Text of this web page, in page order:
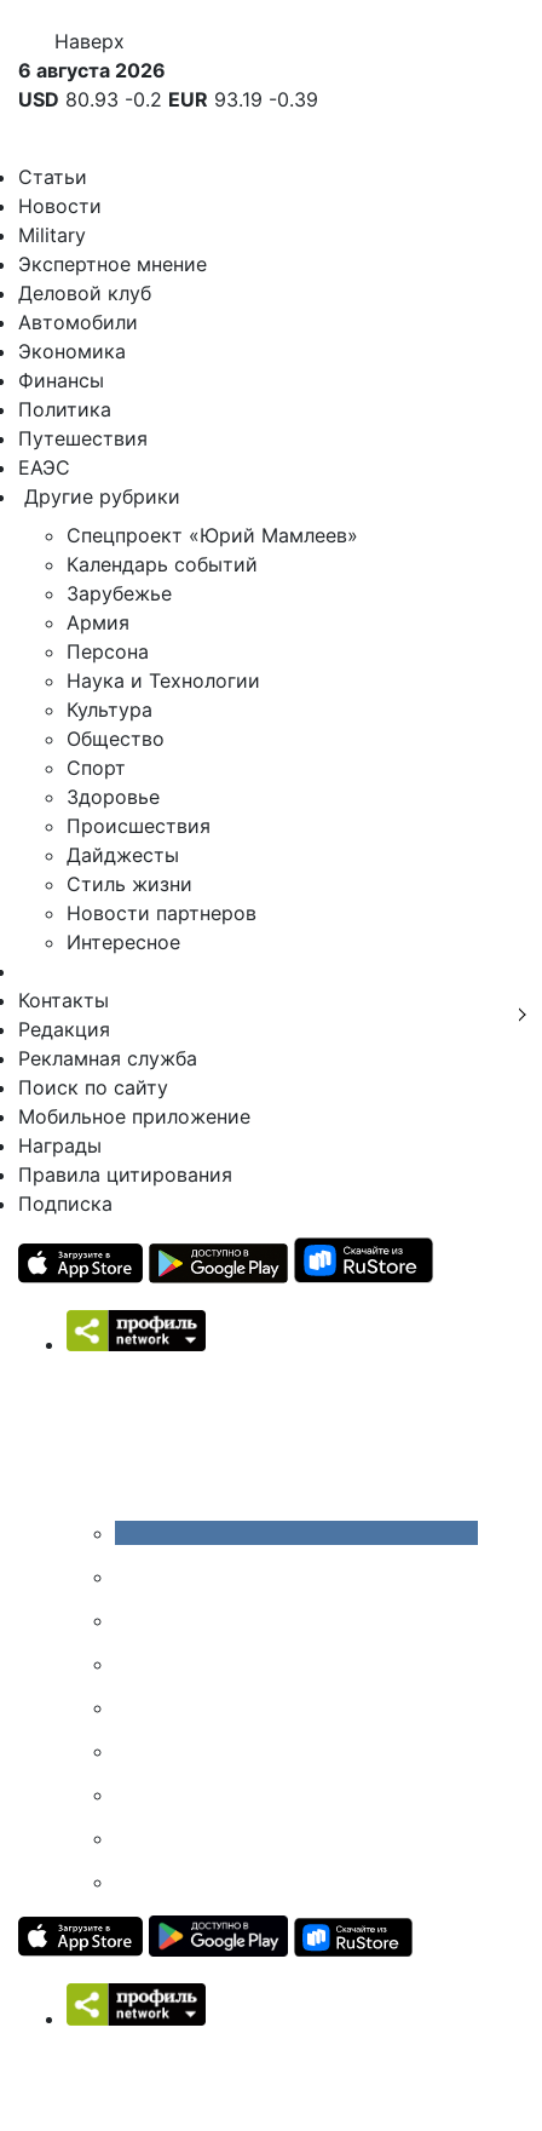
Наверх
6 августа 2026
USD 80.93 -0.2 EUR 93.19 -0.39
Статьи
Новости
Military
Экспертное мнение
Деловой клуб
Автомобили
Экономика
Финансы
Политика
Путешествия
ЕАЭС
Другие рубрики
Спецпроект «Юрий Мамлеев»
Календарь событий
Зарубежье
Армия
Персона
Наука и Технологии
Культура
Общество
Спорт
Здоровье
Происшествия
Дайджесты
Стиль жизни
Новости партнеров
Интересное
Контакты
Редакция
Рекламная служба
Поиск по сайту
Мобильное приложение
Награды
Правила цитирования
Подписка